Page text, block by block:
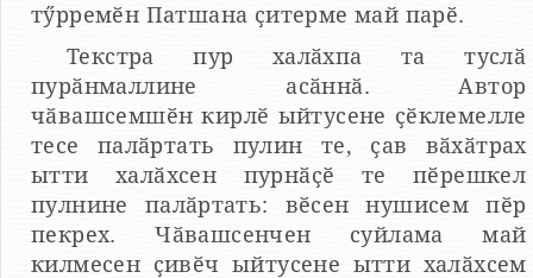
тӳрремӗн Патшана ҫитерме май парӗ.
Текстра пур халӑхпа та туслӑ
пурӑнмаллине асӑннӑ. Автор
чӑвашсемшӗн кирлӗ ыйтусене ҫӗклемелле
тесе палӑртать пулин те, ҫав вӑхӑтрах
ытти халӑхсен пурнӑҫӗ те пӗрешкел
пулнине палӑртать: вӗсен нушисем пӗр
пекрех. Чӑвашсенчен суйлама май
килмесен ҫивӗч ыйтусене ытти халӑхсем